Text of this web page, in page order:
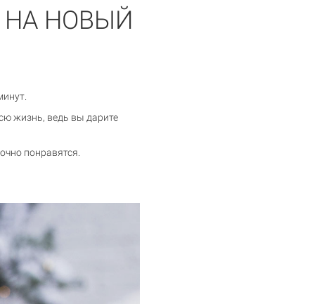
НА НОВЫЙ
жизнь, ведь вы дарите
понравятся.